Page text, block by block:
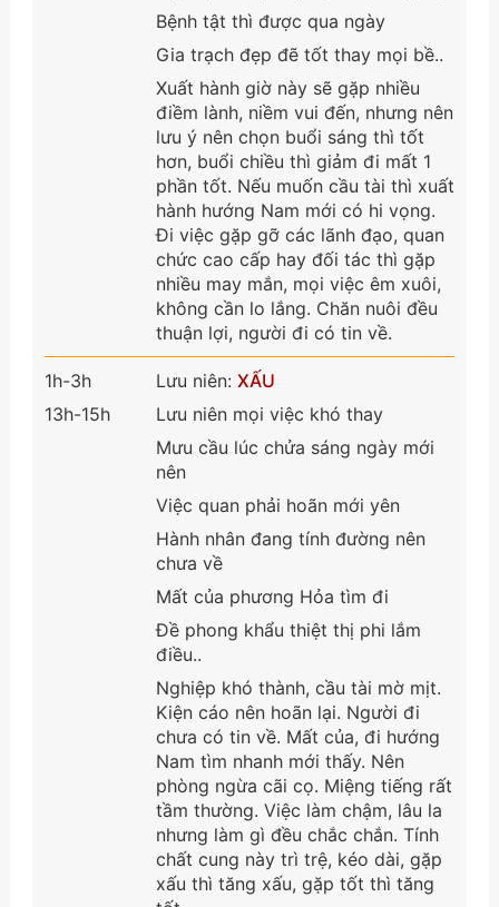
Bệnh tật thì được qua ngày
Gia trạch đẹp đẽ tốt thay mọi bề..
Xuất hành giờ này sẽ gặp nhiều
điềm lành, niềm vui đến, nhưng nên
lưu ý nên chọn buổi sáng thì tốt
hơn, buổi chiều thì giảm đi mất 1
phần tốt. Nếu muốn cầu tài thì xuất
hành hướng Nam mới có hi vọng.
Đi việc gặp gỡ các lãnh đạo, quan
chức cao cấp hay đối tác thì gặp
nhiều may mắn, mọi việc êm xuôi,
không cần lo lắng. Chăn nuôi đều
thuận lợi, người đi có tin về.
1h-3h
13h-15h
Lưu niên: XẤU
Lưu niên mọi việc khó thay
Mưu cầu lúc chửa sáng ngày mới
nên
Việc quan phải hoãn mới yên
Hành nhân đang tính đường nên
chưa về
Mất của phương Hỏa tìm đi
Đề phong khẩu thiệt thị phi lắm
điều..
Nghiệp khó thành, cầu tài mờ mịt.
Kiện cáo nên hoãn lại. Người đi
chưa có tin về. Mất của, đi hướng
Nam tìm nhanh mới thấy. Nên
phòng ngừa cãi cọ. Miệng tiếng rất
tầm thường. Việc làm chậm, lâu la
nhưng làm gì đều chắc chắn. Tính
chất cung này trì trệ, kéo dài, gặp
xấu thì tăng xấu, gặp tốt thì tăng